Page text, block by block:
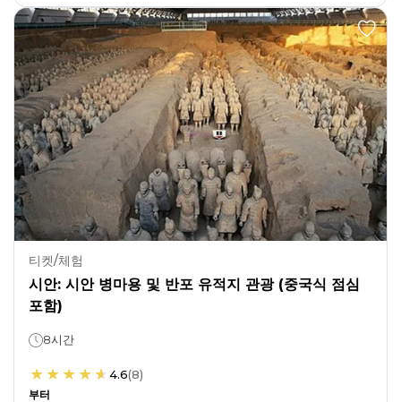
티켓/체험
시안: 시안 병마용 및 반포 유적지 관광 (중국식 점심
포함)
8시간
4.6(8)
부터